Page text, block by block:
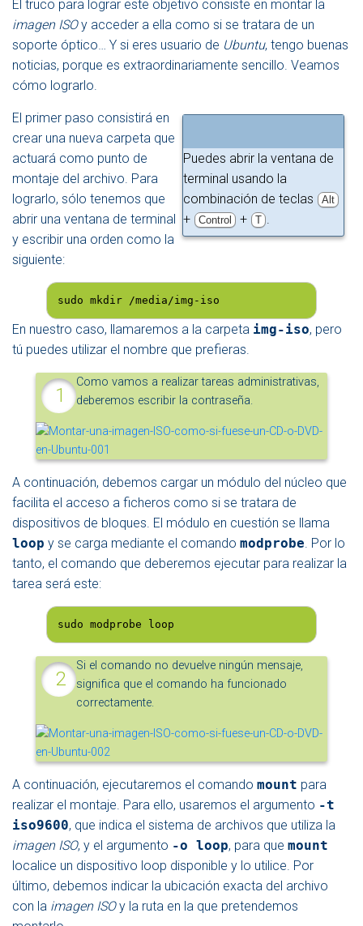
El truco para lograr este objetivo consiste en montar la
imagen ISOy acceder a ella como si se tratara de un
soporte óptico… Y si eres usuario de Ubuntu, tengo buenas
noticias, porque es extraordinariamente sencillo. Veamos
cómo lograrlo.
Puedes abrir la ventana de
terminal usando la
combinación de teclas
Alt
+ Control + T
El primer paso consistirá en
crear una nueva carpeta que
actuará como punto de
montaje del archivo. Para
lograrlo, sólo tenemos que
abrir una ventana de terminal
y escribir una orden como la
siguiente:
sudo mkdir /media/img-iso
En nuestro caso, llamaremos a la carpeta img-iso, pero
tú puedes utilizar el nombre que prefieras.
Como vamos a realizar tareas administrativas,
deberemos escribir la contraseña.
A continuación, debemos cargar un módulo del núcleo que
facilita el acceso a ficheros como si se tratara de
dispositivos de bloques. El módulo en cuestión se llama
loop y se carga mediante el comando modprobe . Por lo
tanto, el comando que deberemos ejecutar para realizar la
tarea será este:
sudo modprobe loop
Si el comando no devuelve ningún mensaje,
significa que el comando ha funcionado
correctamente.
A continuación, ejecutaremos el comando mount para
realizar el montaje. Para ello, usaremos el argumento -t
iso9600, que indica el sistema de archivos que utiliza la
imagen ISO, y el argumento -o loop, para que mount
localice un dispositivo loop disponible y lo utilice. Por
último, debemos indicar la ubicación exacta del archivo
con la imagen ISOy la ruta en la que pretendemos